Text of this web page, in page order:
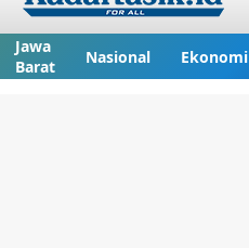
Jawa
Barat
Nasional Ekonomi